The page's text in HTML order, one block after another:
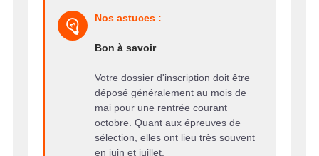
Nos astuces :
Bon à savoir
Votre dossier d'inscription doit être
déposé généralement au mois de
mai pour une rentrée courant
octobre. Quant aux épreuves de
sélection, elles ont lieu très souvent
en juin et juillet.